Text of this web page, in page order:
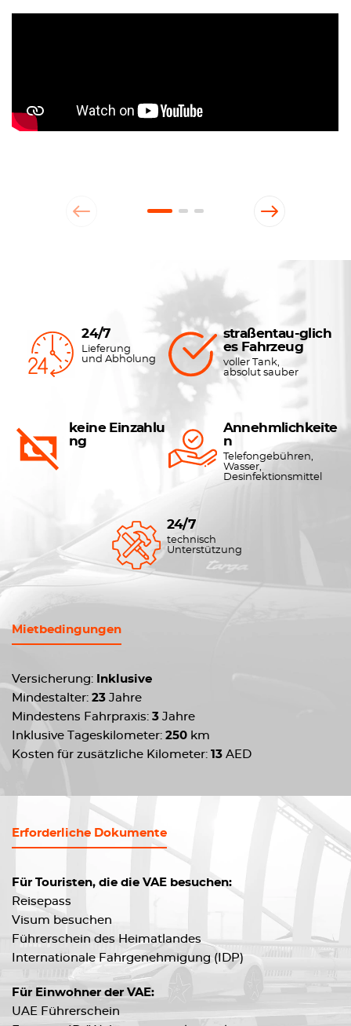
24/7
Lieferung
und Abholung
straßentau-glich
es Fahrzeug
voller Tank,
absolut sauber
keine Einzahlu
ng
Annehmlichkeite
n
Telefongebühren,
Wasser,
Desinfektionsmittel
24/7
technisch
Unterstützung
Mietbedingungen
Versicherung:
Inklusive
Mindestalter: 23 Jahre
Mindestens Fahrpraxis: 3 Jahre
Inklusive Tageskilometer: 250 km
Kosten für zusätzliche Kilometer: 13 AED
Erforderliche Dokumente
Für Touristen, die die VAE besuchen:
Reisepass
Visum besuchen
Führerschein des Heimatlandes
Internationale Fahrgenehmigung (IDP)
Für Einwohner der VAE:
UAE Führerschein